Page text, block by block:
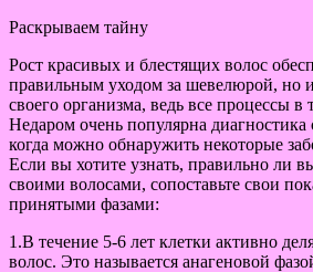
Раскрываем тайну
Рост красивых и блестящих волос
правильным уходом за шевелюрой, но
своего организма, ведь все процессы в
Недаром очень популярна
когда можно обнаружить некоторые
Если вы хотите узнать, правильно ли
своими волосами, сопоставьте свои
принятыми фазами:
1.В течение 5-6 лет клетки активно
волос. Это называется анагеновой